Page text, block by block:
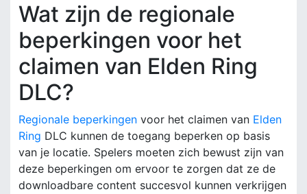
Wat zijn de regionale
beperkingen voor het
claimen van Elden Ring
DLC?
Regionale beperkingen voor het claimen van Elden
Ring DLC kunnen de toegang beperken op basis
van je locatie. Spelers moeten zich bewust zijn van
deze beperkingen om ervoor te zorgen dat ze de
downloadbare content succesvol kunnen verkrijgen